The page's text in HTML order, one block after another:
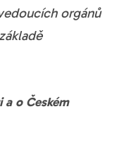
orgánů
a o Českém